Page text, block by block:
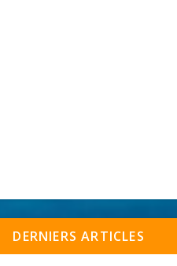
DERNIERS ARTICLES